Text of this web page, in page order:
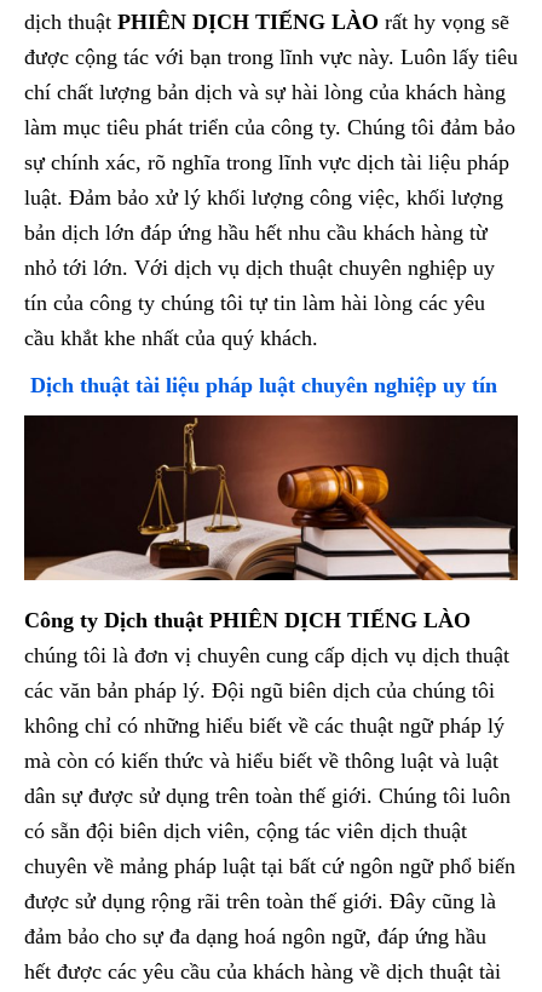
dịch thuật PHIÊN DỊCH TIẾNG LÀO rất hy vọng sẽ
được cộng tác với bạn trong lĩnh vực này. Luôn lấy tiêu
chí chất lượng bản dịch và sự hài lòng của khách hàng
làm mục tiêu phát triển của công ty. Chúng tôi đảm bảo
sự chính xác, rõ nghĩa trong lĩnh vực dịch tài liệu pháp
luật. Đảm bảo xử lý khối lượng công việc, khối lượng
bản dịch lớn đáp ứng hầu hết nhu cầu khách hàng từ
nhỏ tới lớn. Với dịch vụ dịch thuật chuyên nghiệp uy
tín của công ty chúng tôi tự tin làm hài lòng các yêu
cầu khắt khe nhất của quý khách.
Dịch thuật tài liệu pháp luật chuyên nghiệp uy tín
Công ty Dịch thuật PHIÊN DỊCH TIẾNG LÀO
chúng tôi là đơn vị chuyên cung cấp dịch vụ dịch thuật
các văn bản pháp lý. Đội ngũ biên dịch của chúng tôi
không chỉ có những hiểu biết về các thuật ngữ pháp lý
mà còn có kiến thức và hiểu biết về thông luật và luật
dân sự được sử dụng trên toàn thế giới. Chúng tôi luôn
có sẵn đội biên dịch viên, cộng tác viên dịch thuật
chuyên về mảng pháp luật tại bất cứ ngôn ngữ phổ biến
được sử dụng rộng rãi trên toàn thế giới. Đây cũng là
đảm bảo cho sự đa dạng hoá ngôn ngữ, đáp ứng hầu
hết được các yêu cầu của khách hàng về dịch thuật tài